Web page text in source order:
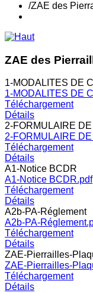
/ZAE des
ZAE des
1-MODALITES DE
1-MODALITES DE
Téléchargement
Détails
2-FORMULAIRE
2-FORMULAIRE
Téléchargement
Détails
A1-Notice BCDR
A1-Notice BCDR.pdf
Téléchargement
Détails
A2b-PA-Réglement
A2b-PA-
Téléchargement
Détails
ZAE-Pierrailles-
ZAE-Pierrailles-
Téléchargement
Détails